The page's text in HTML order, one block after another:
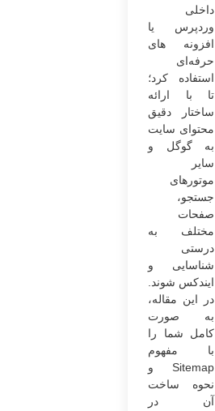
داخلی
وردپرس یا
افزونه های
حرفه‌ای
استفاده کرد؛
تا با ارائه
ساختار دقیق
محتوای سایت
به گوگل و
سایر
موتورهای
جستجو،
صفحات
مختلف به
درستی
شناسایی و
ایندکس شوند.
در این مقاله،
به صورت
کامل شما را
با مفهوم
Sitemap و
نحوه ساخت
آن در